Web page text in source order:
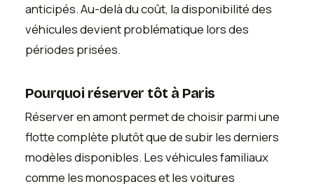
anticipés. Au-delà du coût, la disponibilité des
véhicules devient problématique lors des
périodes prisées.
Pourquoi réserver tôt à Paris
Réserver en amont permet de choisir parmi une
flotte complète plutôt que de subir les derniers
modèles disponibles. Les véhicules familiaux
comme les monospaces et les voitures